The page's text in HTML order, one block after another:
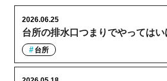
台所の排水口つまりでやってはい
2026.06.25
台所